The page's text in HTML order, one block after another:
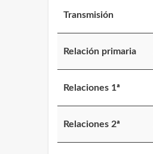
Transmisión
Relación primaria
Relaciones 1ª
Relaciones 2ª